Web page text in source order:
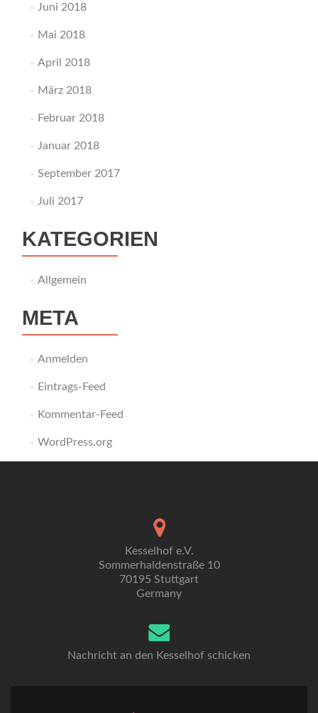
Juni 2018
Mai 2018
April 2018
März 2018
Februar 2018
Januar 2018
September 2017
Juli 2017
KATEGORIEN
Allgemein
META
Anmelden
Eintrags-Feed
Kommentar-Feed
WordPress.org
Kesselhof e.V.
Sommerhaldenstraße 10
70195 Stuttgart
Germany
Nachricht an den Kesselhof schicken